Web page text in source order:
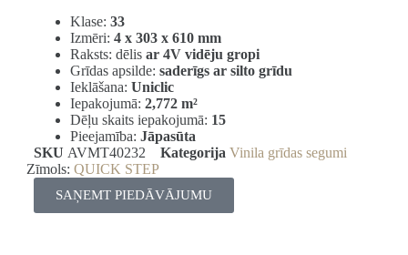
Klase: 33
Izmēri: 4 x 303 x 610 mm
Raksts: dēlis ar 4V vidēju gropi
Grīdas apsilde: saderīgs ar silto grīdu
Ieklāšana: Uniclic
Iepakojumā: 2,772 m²
Dēļu skaits iepakojumā: 15
Pieejamība: Jāpasūta
SKU AVMT40232 Kategorija Vinila grīdas segumi
Zīmols: QUICK STEP
SAŅEMT PIEDĀVĀJUMU